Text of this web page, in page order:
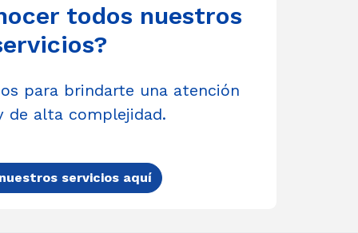
todos nuestros
para brindarte una atención
de alta complejidad.
servicios aquí